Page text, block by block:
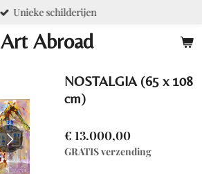
Art Abroad
Unieke schilderijen
NOSTALGIA (65 x 108
cm)
€ 13.000,00
GRATIS verzending